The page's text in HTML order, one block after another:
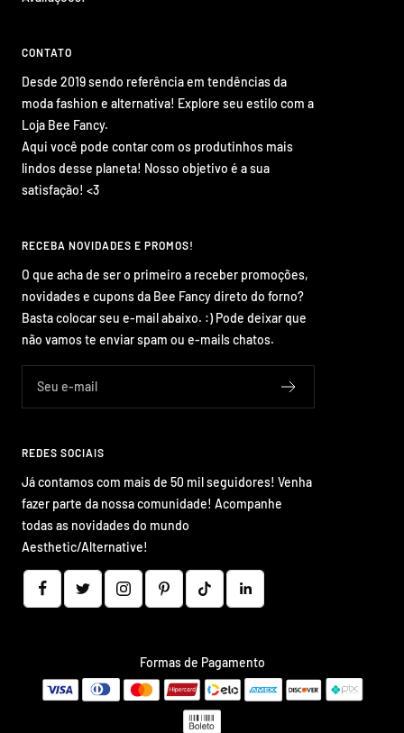
CONTATO
Desde 2019 sendo referência em tendências da
moda fashion e alternativa! Explore seu estilo com a
Loja Bee Fancy.
Aqui você pode contar com os produtinhos mais
lindos desse planeta! Nosso objetivo é a sua
satisfação! <3
RECEBA NOVIDADES E PROMOS!
O que acha de ser o primeiro a receber promoções,
novidades e cupons da Bee Fancy direto do forno?
Basta colocar seu e-mail abaixo. :) Pode deixar que
não vamos te enviar spam ou e-mails chatos.
Seu e-mail
REDES SOCIAIS
Já contamos com mais de 50 mil seguidores! Venha
fazer parte da nossa comunidade! Acompanhe
todas as novidades do mundo
Aesthetic/Alternative!
Formas de Pagamento